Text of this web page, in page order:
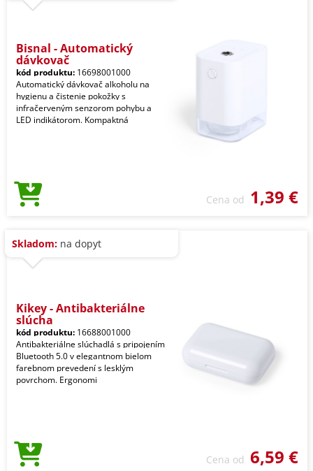
Bisnal - Automatický
dávkovač
kód produktu: 16698001000
Automatický dávkovač alkoholu na
hygienu a čistenie pokožky s
infračerveným senzorom pohybu a
LED indikátorom. Kompaktná
Cena od 1,39 €
Skladom: na dopyt
Kikey - Antibakteriálne
slúcha
kód produktu: 16688001000
Antibakteriálne slúchadlá s pripojením
Bluetooth 5.0 v elegantnom bielom
farebnom prevedení s lesklým
povrchom. Ergonomi
Cena od 6,59 €